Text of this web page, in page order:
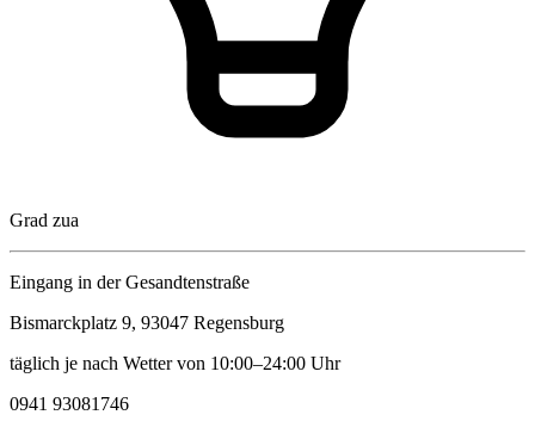
Grad zua
Eingang in der Gesandtenstraße
Bismarckplatz 9, 93047 Regensburg
täglich je nach Wetter von 10:00–24:00 Uhr
0941 93081746